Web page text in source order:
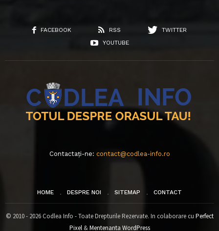
FACEBOOK RSS
TWITTER
YOUTUBE
Contactați-ne: contact@codlea-info.ro
HOME DESPRE NOI SITEMAP CONTACT
© 2010 - 2026 Codlea Info - Toate Drepturile Rezervate. In colaborare cu Perfect
Pixel&Mentenanta WordPress